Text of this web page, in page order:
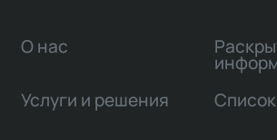
О нас
Услуги и решения